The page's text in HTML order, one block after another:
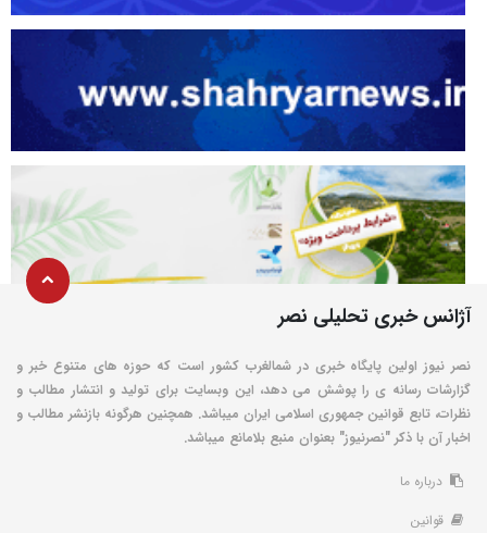
آژانس خبری تحلیلی نصر
نصر نیوز اولین پایگاه خبری در شمالغرب کشور است که حوزه های متنوع خبر و
گزارشات رسانه ی را پوشش می دهد، این وبسایت برای تولید و انتشار مطالب و
نظرات، تابع قوانین جمهوری اسلامی ایران میباشد. همچنین هرگونه بازنشر مطالب و
اخبار آن با ذکر "نصرنیوز" بعنوان منبع بلامانع میباشد.
درباره ما
قوانین